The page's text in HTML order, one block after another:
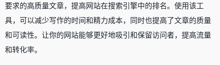
要求的高质量文章，提高网站在搜索引擎中的排名。使用该工
具，可以减少写作的时间和精力成本，同时也提高了文章的质量
和可读性。让你的网站能够更好地吸引和保留访问者，提高流量
和转化率。